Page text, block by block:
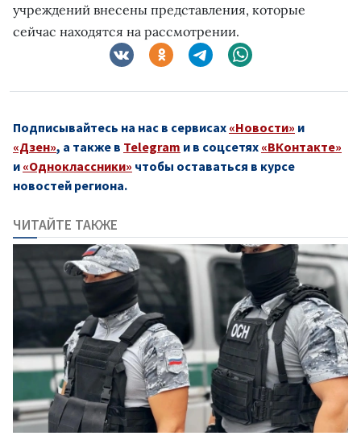
учреждений внесены представления, которые
сейчас находятся на рассмотрении.
Подписывайтесь на нас в сервисах «Новости» и
«Дзен», а также в Telegram и в соцсетях «ВКонтакте»
и «Одноклассники» чтобы оставаться в курсе
новостей региона.
ЧИТАЙТЕ ТАКЖЕ